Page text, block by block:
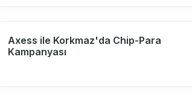
Axess ile Korkmaz'da Chip-Para
Kampanyası